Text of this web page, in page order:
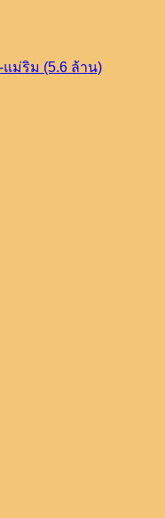
ม่ริม (5.6 ล้าน)